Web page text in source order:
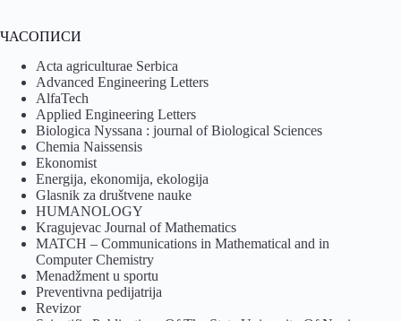
ЧАСОПИСИ
Acta agriculturae Serbica
Advanced Engineering Letters
AlfaTech
Applied Engineering Letters
Biologica Nyssana : journal of Biological Sciences
Chemia Naissensis
Ekonomist
Energija, ekonomija, ekologija
Glasnik za društvene nauke
HUMANOLOGY
Kragujevac Journal of Mathematics
MATCH – Communications in Mathematical and in
Computer Chemistry
Menadžment u sportu
Preventivna pedijatrija
Revizor